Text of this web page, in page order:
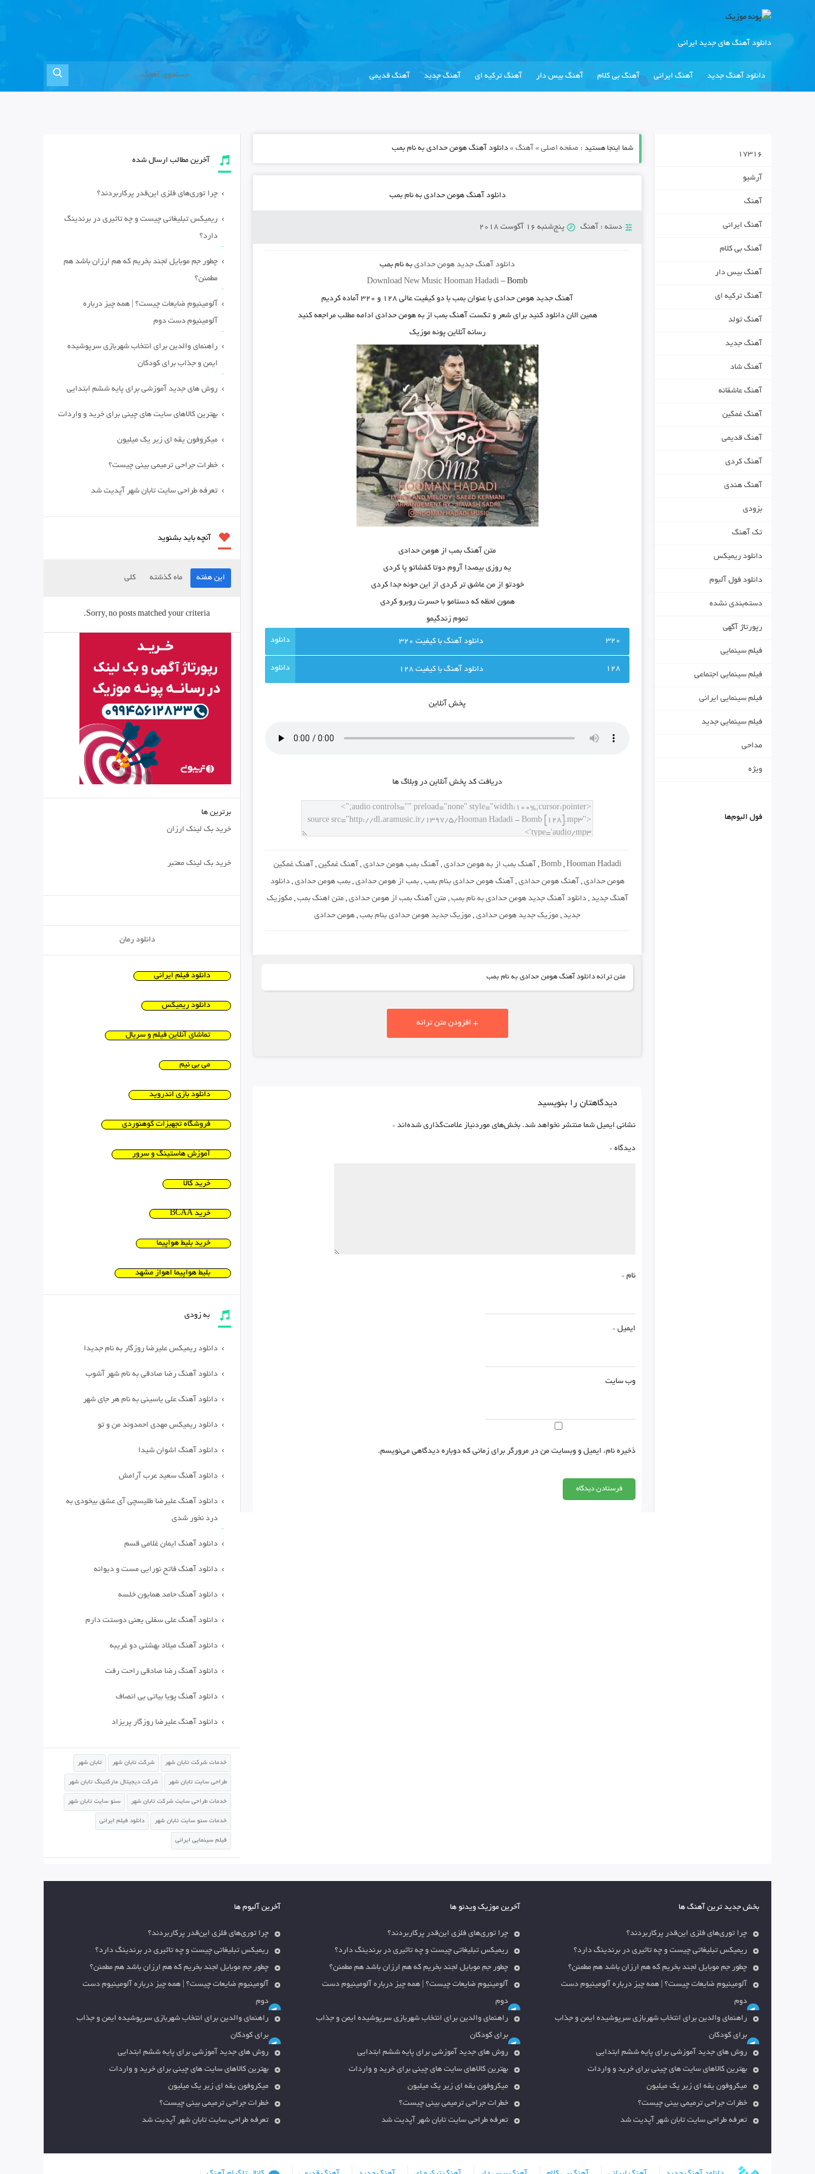
دانلود آهنگ های جدید ایرانی
دانلود آهنگ جدید آهنگ ایرانی آهنگ بی کلام آهنگ بیس دار آهنگ ترکیه ای آهنگ جدید آهنگ قدیمی
شما اینجا هستید : صفحه اصلی» آهنگ» دانلود آهنگ هومن حدادی به نام بمب
دانلود آهنگ هومن حدادی به نام بمب
دسته : آهنگ پنج‌شنبه 16 آگوست 2018
دانلود آهنگ جدید هومن حدادیبه نامبمب
Download New Music Hooman Hadadi –Bomb
آهنگ جدید هومن حدادیبا عنوان بمببا دو کیفیت عالی ۱۲۸ و ۳۲۰ آماده کردیم
همین الان دانلود کنید برای شعر و تکست آهنگ بمب از به هومن حدادی ادامه مطلب مراجعه کنید
رسانه آنلاین پونه موزیک
متن آهنگ بمب از هومن حدادی
یه روزی بیصدا آروم دوتا کفشاتو پا کردی
خودتو از من عاشق تر کردی از این حونه جدا کردی
همون لحظه که دستامو با حسرت روبرو کردی
تموم زندگیمو
320 دانلود آهنگ با کيفيت 320
128 دانلود آهنگ با کيفيت 128
پخش آنلاين
دريافت کد پخش آنلاين در وبلاگ ها
Bomb, Hooman Hadadi
, آهنگ بمب از به هومن حدادی , آهنگ بمب هومن حدادی , آهنگ غمگین , آهنگ غمگین
هومن حدادی , آهنگ هومن حدادی , آهنگ هومن حدادی بنام بمب ,بمب از هومن حدادی ,بمب هومن حدادی ,دانلود
آهنگ جدید ,دانلود آهنگ جدید هومن حدادی به نام بمب ,متن آهنگ بمب از هومن حدادی ,متن اهنگ بمب ,مکوزیک
جدید, موزیک جدید هومن حدادی, موزیک جدید هومن حدادی بنام بمب, هومن حدادی
متن ترانه دانلود آهنگ هومن حدادی به نام بمب
+ افزودن متن ترانه
دیدگاهتان را بنویسید
نشانی ایمیل شما منتشر نخواهد شد. بخش‌های موردنیاز علامت‌گذاری شده‌اند *
دیدگاه *
نام *
ایمیل *
وب‌ سایت
ذخیره نام، ایمیل و وبسایت من در مرورگر برای زمانی که دوباره دیدگاهی می‌نویسم.
17316
آرشیو
آهنگ
آهنگ ایرانی
آهنگ بی کلام
آهنگ بیس دار
آهنگ ترکیه ای
آهنگ تولد
آهنگ جدید
آهنگ شاد
آهنگ عاشقانه
آهنگ غمگین
آهنگ قدیمی
آهنگ کردی
آهنگ هندی
بزودی
تک آهنگ
دانلود ریمیکس
دانلود فول آلبوم
دسته‌بندی نشده
رپورتاژ آگهی
فیلم سینمایی
فیلم سینمایی اجتماعی
فیلم سینمایی ایرانی
فیلم سینمایی جدید
مداحی
ویژه
فول البوم‌ها
آخرین مطالب ارسال شده
چرا توری‌های فلزی این‌قدر پرکاربردند؟
ریمیکس تبلیغاتی چیست و چه تاثیری در برندینگ
دارد؟
چطور جم موبایل لجند بخریم که هم ارزان باشد هم
مطمئن؟
آلومینیوم ضایعات چیست؟ | همه چیز درباره
آلومینیوم دست دوم
راهنمای والدین برای انتخاب شهربازی سرپوشیده
ایمن و جذاب برای کودکان
روش های جدید آموزشی برای پایه ششم ابتدایی
بهترین کالاهای سایت های چینی برای خرید و واردات
میکروفون یقه ای زیر یک میلیون
خطرات جراحی ترمیمی بینی چیست؟
تعرفه طراحی سایت تابان شهر آپدیت شد
آنچه باید بشنوید
این هفته ماه گذشته کلی
Sorry, no posts matched your criteria.
برترین ها
خرید بک لینک ارزان
خرید بک لینک معتبر
دانلود رمان
دانلود فیلم ایرانی
دانلود ریمیکس
تماشای آنلاین فیلم و سریال
می بی نیم
دانلود بازی اندروید
فروشگاه تجهیزات کوهنوردی
آموزش هاستینگ و سرور
خرید کالا
خرید BCAA
خرید بلیط هواپیما
بلیط هواپیما اهواز مشهد
به زودی
دانلود ریمیکس علیرضا روزگار به نام جدیدا
دانلود آهنگ رضا صادقی به نام شهر آشوب
دانلود آهنگ علی یاسینی به نام هر جای شهر
دانلود ریمیکس مهدی احمدوند من و تو
دانلود آهنگ اشوان شیدا
دانلود آهنگ سعید عرب آرامش
دانلود آهنگ علیرضا طلیسچی آی عشق بیخودی به
درد نخور شدی
دانلود آهنگ ایمان غلامی قسم
دانلود آهنگ فاتح نورایی مست و دیوانه
دانلود آهنگ حامد همایون خلسه
دانلود آهنگ علی سفلی یعنی دوستت دارم
دانلود آهنگ میلاد بهشتی دو غریبه
دانلود آهنگ رضا صادقی راحت رفت
دانلود آهنگ پویا بیاتی بی انصاف
دانلود آهنگ علیرضا روزگار پریزاد
خدمات شرکت تابان شهر شرکت تابان شهر تابان شهر
طراحی سایت تابان شهر شرکت دیجیتال مارکتینگ تابان شهر
خدمات طراحی سایت شرکت تابان شهر سئو سایت تابان شهر
خدمات سئو سایت تابان شهر دانلود فیلم ایرانی
فیلم سینمایی ایرانی
بخش جدید ترین آهنگ ها
چرا توری‌های فلزی این‌قدر پرکاربردند؟
ریمیکس تبلیغاتی چیست و چه تاثیری در برندینگ دارد؟
چطور جم موبایل لجند بخریم که هم ارزان باشد هم مطمئن؟
آلومینیوم ضایعات چیست؟ | همه چیز درباره آلومینیوم دست
دوم
راهنمای والدین برای انتخاب شهربازی سرپوشیده ایمن و جذاب
برای کودکان
روش های جدید آموزشی برای پایه ششم ابتدایی
بهترین کالاهای سایت های چینی برای خرید و واردات
میکروفون یقه ای زیر یک میلیون
خطرات جراحی ترمیمی بینی چیست؟
تعرفه طراحی سایت تابان شهر آپدیت شد
آخرین موزیک ویدئو ها
چرا توری‌های فلزی این‌قدر پرکاربردند؟
ریمیکس تبلیغاتی چیست و چه تاثیری در برندینگ دارد؟
چطور جم موبایل لجند بخریم که هم ارزان باشد هم مطمئن؟
آلومینیوم ضایعات چیست؟ | همه چیز درباره آلومینیوم دست
دوم
راهنمای والدین برای انتخاب شهربازی سرپوشیده ایمن و جذاب
برای کودکان
روش های جدید آموزشی برای پایه ششم ابتدایی
بهترین کالاهای سایت های چینی برای خرید و واردات
میکروفون یقه ای زیر یک میلیون
خطرات جراحی ترمیمی بینی چیست؟
تعرفه طراحی سایت تابان شهر آپدیت شد
آخرین آلبوم ها
چرا توری‌های فلزی این‌قدر پرکاربردند؟
ریمیکس تبلیغاتی چیست و چه تاثیری در برندینگ دارد؟
چطور جم موبایل لجند بخریم که هم ارزان باشد هم مطمئن؟
آلومینیوم ضایعات چیست؟ | همه چیز درباره آلومینیوم دست
دوم
راهنمای والدین برای انتخاب شهربازی سرپوشیده ایمن و جذاب
برای کودکان
روش های جدید آموزشی برای پایه ششم ابتدایی
بهترین کالاهای سایت های چینی برای خرید و واردات
میکروفون یقه ای زیر یک میلیون
خطرات جراحی ترمیمی بینی چیست؟
تعرفه طراحی سایت تابان شهر آپدیت شد